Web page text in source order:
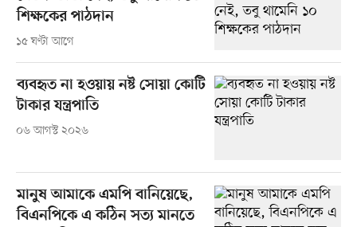
শিক্ষকের পাঠদান
১৫ ঘণ্টা আগে
ব্যবহৃত না হওয়ায় নষ্ট সোয়া কোটি
টাকার যন্ত্রপাতি
০৬ আগস্ট ২০২৬
মানুষ আমাকে এমপি বানিয়েছে,
বিএনপিকে এ কঠিন সত্য মানতে